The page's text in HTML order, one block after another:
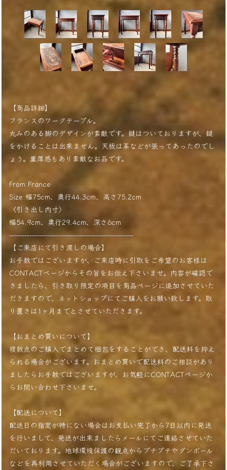
【商品詳細】
フランスのワークテーブル。
丸みのある脚のデザインが素敵です。鍵はついておりますが、鍵
をかけることは出来ません。天板は革などが張ってあったのでし
ょう。重厚感もあり素敵なお品です。
From:France
Size:幅75cm、奥行44.3cm、高さ75.2cm
〈引き出し内寸〉
幅54.9cm、奥行29.4cm、深さ6cm
-------------------------------------------------
【ご来店にて引き渡しの場合】
お手数ではございますが、ご来店時に引取をご希望のお客様は
CONTACTページからその旨をお伝え下さいませ。内容が確認で
きましたら、引き取り限定の項目を商品ページに追加させていた
だきますので、ネットショップにてご購入をお願い致します。取
り置きは1ヶ月までとさせていただきます。
【おまとめ買いについて】
複数点のご購入でまとめて梱包をすることができ、配送料を抑え
られる場合がございます。おまとめ買いで配送料のご相談があり
ましたらお手数ではございますが、お気軽にCONTACTページか
らお問い合わせ下さいませ。
【配送について】
配送日の指定が特にない場合はお支払い完了から7日以内に発送
を行いまして、発送が出来ましたらメールにてご連絡させていた
だいております。地球環境保護の観点からプチプチやダンボール
などを再利用させていただく場合がございますので、ご了承下さ